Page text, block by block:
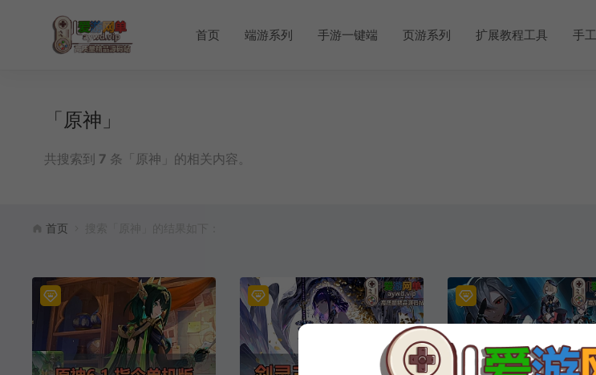
首页 端游系列 手游一键端 页游系列 扩展教程工具 手
「原神」
共搜索到 7 条「原神」的相关内容。
首页